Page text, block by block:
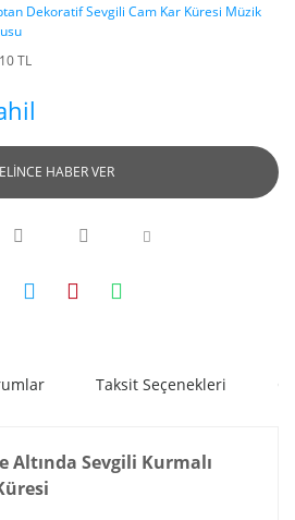
Dekoratif Sevgili Cam Kar Küresi Müzik
TL
HABER VER
Taksit Seçenekleri
Altında Sevgili Kurmalı